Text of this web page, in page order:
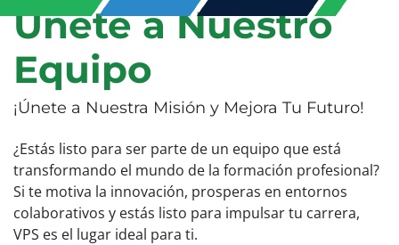
Únete a Nuestro
Equipo
¡Únete a Nuestra Misión y Mejora Tu Futuro!
¿Estás listo para ser parte de un equipo que está
transformando el mundo de la formación profesional?
Si te motiva la innovación, prosperas en entornos
colaborativos y estás listo para impulsar tu carrera,
VPS es el lugar ideal para ti.